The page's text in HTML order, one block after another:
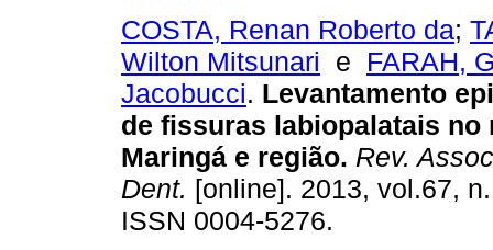
COSTA, Renan Roberto da;
Wilton Mitsunari e FARAH,
Jacobucci. Levantamento
de fissuras labiopalatais no
Maringá e região. Rev.
Dent. [online]. 2013, vol.67,
ISSN 0004-5276.